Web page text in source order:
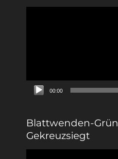
00:00
Blattwenden-
Gekreuzsiegt